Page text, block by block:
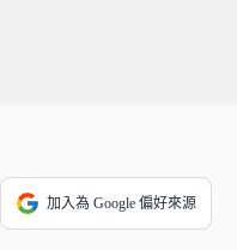
加入為 Google 偏好來源